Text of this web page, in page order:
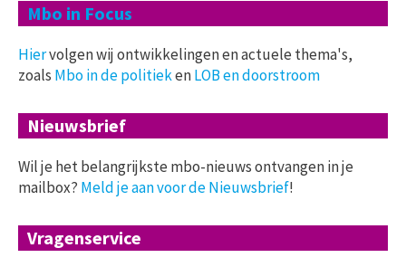
Mbo in Focus
Hiervolgen wij ontwikkelingen en actuele thema's,
zoals Mbo in de politiekenLOB en doorstroom
Nieuwsbrief
Wil je het belangrijkste mbo-nieuws ontvangen in je
mailbox? Meld je aan voor de Nieuwsbrief!
Vragenservice